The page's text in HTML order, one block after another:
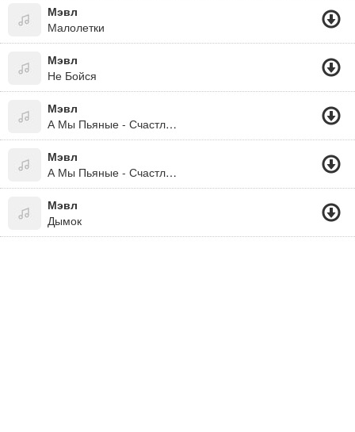
Мэвл
Малолетки
Мэвл
Не Бойся
Мэвл
А Мы Пьяные - Счастливые
Мэвл
А Мы Пьяные - Счастливые 2019
Мэвл
Дымок